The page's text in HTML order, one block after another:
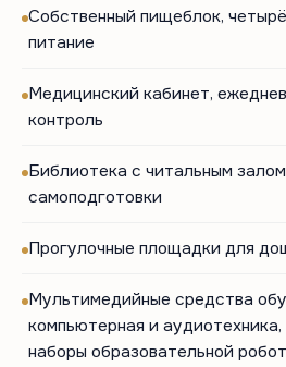
Собственный пищеблок,
питание
Медицинский кабинет,
контроль
Библиотека с читальным
самоподготовки
Прогулочные площадки для
Мультимедийные средства
компьютерная и
наборы образовательной